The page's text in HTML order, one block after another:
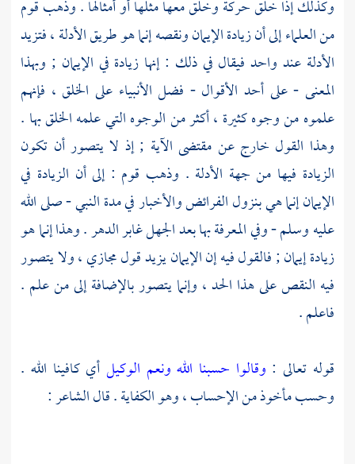
وكذلك إذا خلق حركة وخلق معها مثلها أو أمثالها . وذهب قوم
من العلماء إلى أن زيادة الإيمان ونقصه إنما هو طريق الأدلة ، فتزيد
الأدلة عند واحد فيقال في ذلك : إنها زيادة في الإيمان ; وبهذا
المعنى - على أحد الأقوال - فضل الأنبياء على الخلق ، فإنهم
علموه من وجوه كثيرة ، أكثر من الوجوه التي علمه الخلق بها .
وهذا القول خارج عن مقتضى الآية ; إذ لا يتصور أن تكون
الزيادة فيها من جهة الأدلة . وذهب قوم : إلى أن الزيادة في
الإيمان إنما هي بنزول الفرائض والأخبار في مدة النبي - صلى الله
عليه وسلم - وفي المعرفة بها بعد الجهل غابر الدهر . وهذا إنما هو
زيادة إيمان ; فالقول فيه إن الإيمان يزيد قول مجازي ، ولا يتصور
فيه النقص على هذا الحد ، وإنما يتصور بالإضافة إلى من علم .
فاعلم .
قوله تعالى : وقالوا حسبنا الله ونعم الوكيل أي كافينا الله .
وحسب مأخوذ من الإحساب ، وهو الكفاية . قال الشاعر :